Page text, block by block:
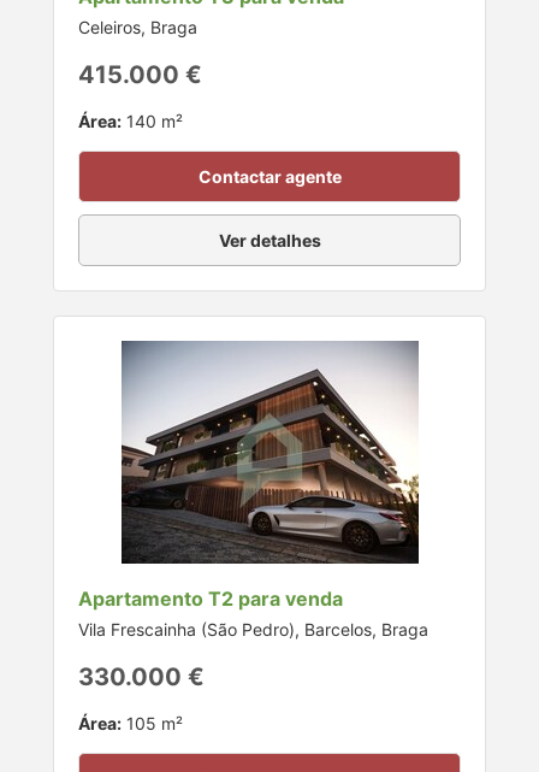
Celeiros, Braga
415.000 €
Área: 140 m²
Contactar agente
Ver detalhes
Apartamento T2 para venda
Vila Frescainha (São Pedro), Barcelos, Braga
330.000 €
Área: 105 m²